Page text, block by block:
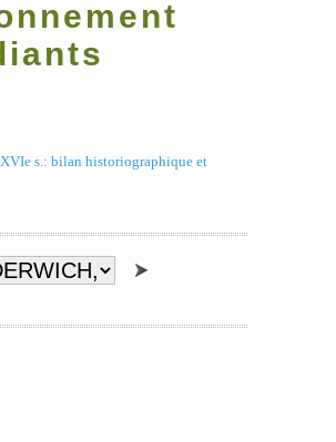
s.: bilan historiographique et